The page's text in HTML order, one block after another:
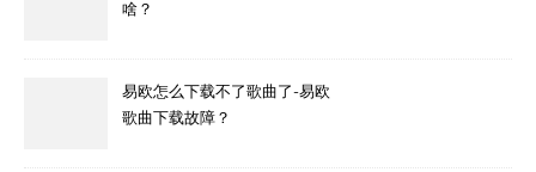
啥？
易欧怎么下载不了歌曲了-易欧
歌曲下载故障？